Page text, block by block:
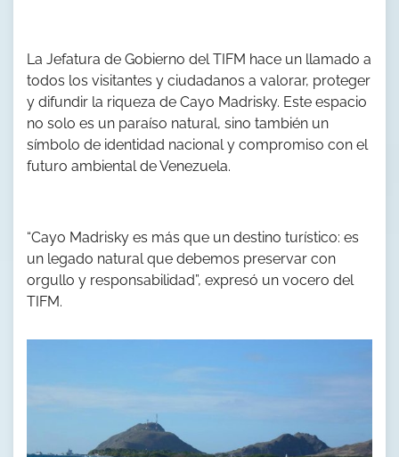
La Jefatura de Gobierno del TIFM hace un llamado a
todos los visitantes y ciudadanos a valorar, proteger
y difundir la riqueza de Cayo Madrisky. Este espacio
no solo es un paraíso natural, sino también un
símbolo de identidad nacional y compromiso con el
futuro ambiental de Venezuela.
“Cayo Madrisky es más que un destino turístico: es
un legado natural que debemos preservar con
orgullo y responsabilidad”, expresó un vocero del
TIFM.